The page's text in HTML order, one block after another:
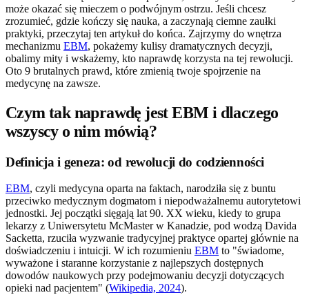
może okazać się mieczem o podwójnym ostrzu. Jeśli chcesz
zrozumieć, gdzie kończy się nauka, a zaczynają ciemne zaułki
praktyki, przeczytaj ten artykuł do końca. Zajrzymy do wnętrza
mechanizmu EBM, pokażemy kulisy dramatycznych decyzji,
obalimy mity i wskażemy, kto naprawdę korzysta na tej rewolucji.
Oto 9 brutalnych prawd, które zmienią twoje spojrzenie na
medycynę na zawsze.
Czym tak naprawdę jest EBM i dlaczego
wszyscy o nim mówią?
Definicja i geneza: od rewolucji do codzienności
EBM, czyli medycyna oparta na faktach, narodziła się z buntu
przeciwko medycznym dogmatom i niepodważalnemu autorytetowi
jednostki. Jej początki sięgają lat 90. XX wieku, kiedy to grupa
lekarzy z Uniwersytetu McMaster w Kanadzie, pod wodzą Davida
Sacketta, rzuciła wyzwanie tradycyjnej praktyce opartej głównie na
doświadczeniu i intuicji. W ich rozumieniu EBM to "świadome,
wyważone i staranne korzystanie z najlepszych dostępnych
dowodów naukowych przy podejmowaniu decyzji dotyczących
opieki nad pacjentem" (Wikipedia, 2024).